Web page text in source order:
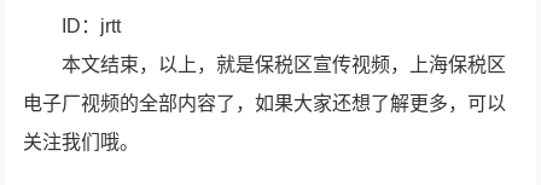
ID：jrtt
本文结束，以上，就是保税区宣传视频，上海保税区
电子厂视频的全部内容了，如果大家还想了解更多，可以
关注我们哦。